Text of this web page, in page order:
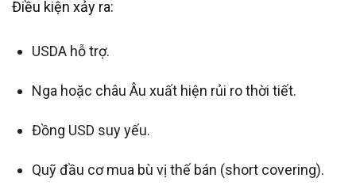
Điều kiện xảy ra:
USDA hỗ trợ.
Nga hoặc châu Âu xuất hiện rủi ro thời tiết.
Đồng USD suy yếu.
Quỹ đầu cơ mua bù vị thế bán (short covering).